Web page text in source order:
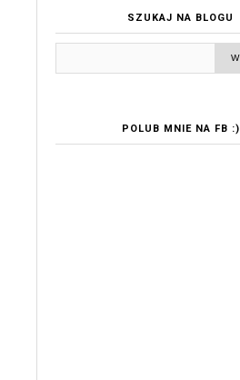
SZUKAJ NA BLOGU
POLUB MNIE NA FB :)